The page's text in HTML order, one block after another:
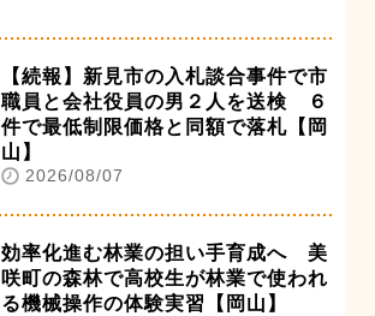
【続報】新見市の入札談合事件で市
職員と会社役員の男２人を送検 ６
件で最低制限価格と同額で落札【岡
山】
2026/08/07
効率化進む林業の担い手育成へ 美
咲町の森林で高校生が林業で使われ
る機械操作の体験実習【岡山】